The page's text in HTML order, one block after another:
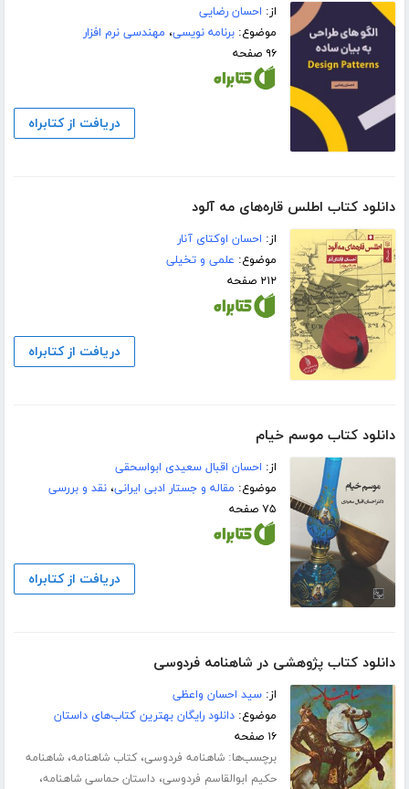
از: احسان رضایی
موضوع:برنامه نویسی، مهندسی نرم افزار
۹۶ صفحه
دریافت از کتابراه
دانلود کتاب اطلس قاره‌های مه آلود
از: احسان اوکتای آنار
موضوع: علمی و تخیلی
۲۱۲ صفحه
دریافت از کتابراه
دانلود کتاب موسم خیام
از: احسان اقبال سعیدی ابواسحقی
موضوع: مقاله و جستار ادبی ایرانی،نقد و بررسی
۷۵ صفحه
دریافت از کتابراه
دانلود کتاب پژوهشی در شاهنامه فردوسی
از:سید احسان واعظی
موضوع:دانلود رایگان بهترین کتاب‌های داستان
۱۶ صفحه
برچسب‌ها:شاهنامه فردوسی،کتاب شاهنامه،شاهنامه
حکیم ابوالقاسم فردوسی،داستان حماسی شاهنامه،